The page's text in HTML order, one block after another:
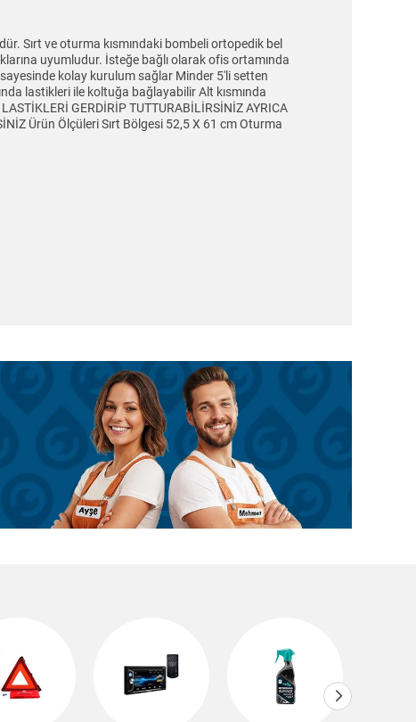
Sırt ve oturma kısmındaki bombeli ortopedik bel
uyumludur. İsteğe bağlı olarak ofis ortamında
sayesinde kolay kurulum sağlar Minder 5'li setten
lastikleri ile koltuğa bağlayabilir Alt kısmında
GERDİRİP TUTTURABİLİRSİNİZ AYRICA
Ürün Ölçüleri Sırt Bölgesi 52,5 X 61 cm Oturma